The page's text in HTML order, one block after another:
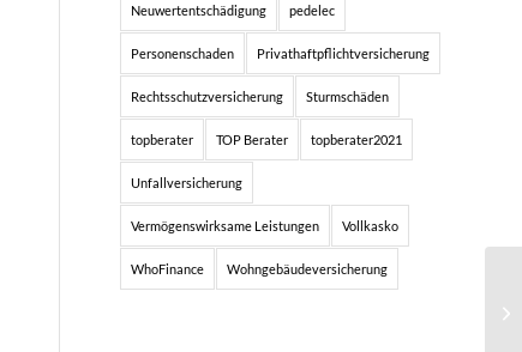
Neuwertentschädigung pedelec
Personenschaden Privathaftpflichtversicherung
Rechtsschutzversicherung Sturmschäden
topberater TOP Berater topberater2021
Unfallversicherung
Vermögenswirksame Leistungen Vollkasko
WhoFinance Wohngebäudeversicherung